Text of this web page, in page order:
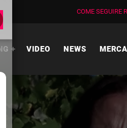
COME SEGUIRE
VIDEO NEWS